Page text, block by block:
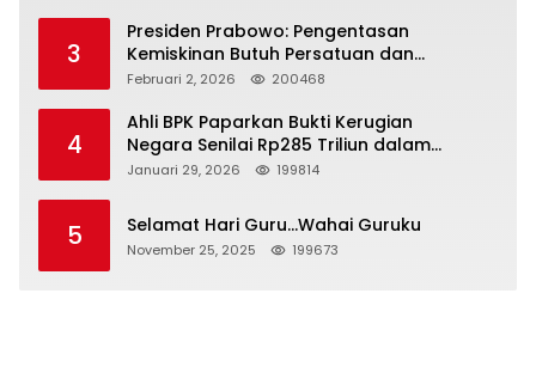
3
Presiden Prabowo: Pengentasan
Kemiskinan Butuh Persatuan dan
Kepemimpinan yang Bertanggung Jawab
Februari 2, 2026 200468
4
Ahli BPK Paparkan Bukti Kerugian
Negara Senilai Rp285 Triliun dalam
Persidangan Korupsi PT Pertamina
Januari 29, 2026 199814
5 Selamat Hari Guru…Wahai Guruku
November 25, 2025 199673